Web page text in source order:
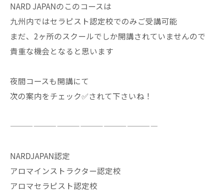
NARD JAPANのこのコースは
九州内ではセラピスト認定校でのみご受講可能
まだ、2ヶ所のスクールでしか開講されていませんので
貴重な機会となると思います
夜間コースも開講にて
次の案内をチェック✅されて下さいね！
———————————————————
NARDJAPAN認定
アロマインストラクター認定校
アロマセラピスト認定校